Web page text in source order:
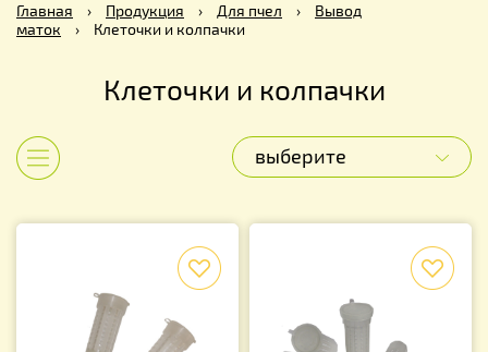
Главная › Продукция › Для пчел ›
Вывод
маток
› Клеточки и колпачки
Клеточки и колпачки
выберите